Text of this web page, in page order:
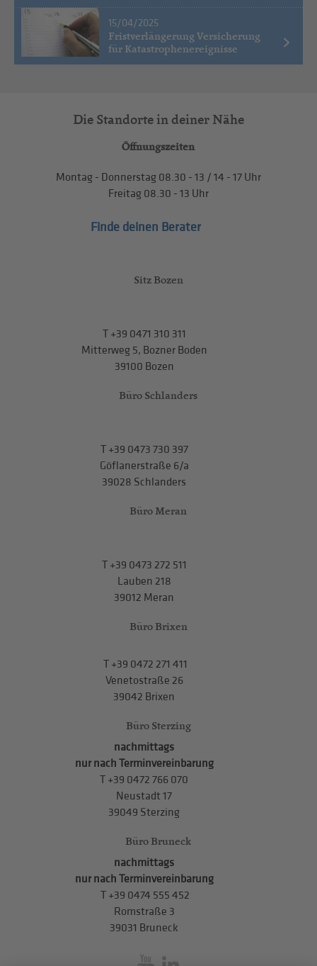
15/04/2025
Fristverlängerung Versicherung
für Katastrophenereignisse
Die Standorte in deiner Nähe
Öffnungszeiten
Montag - Donnerstag 08.30 - 13 / 14 - 17 Uhr
Freitag 08.30 - 13 Uhr
Finde deinen Berater
Sitz Bozen
T+39 0471 310 311
Mitterweg 5, Bozner Boden
39100 Bozen
Büro Schlanders
T+39 0473 730 397
Göflanerstraße 6/a
39028 Schlanders
Büro Meran
T+39 0473 272 511
Lauben 218
39012 Meran
Büro Brixen
T+39 0472 271 411
Venetostraße 26
39042 Brixen
Büro Sterzing
nachmittags
nur nach Terminvereinbarung
T +39 0472 766 070
Neustadt 17
39049 Sterzing
Büro Bruneck
nachmittags
nur nach Terminvereinbarung
T +39 0474 555 452
Romstraße 3
39031 Bruneck